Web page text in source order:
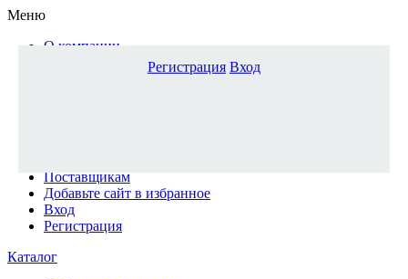
Меню
О компании
Доставка и оплата
Поставщикам
Добавьте сайт в избранное
Вход
Регистрация
Каталог
Регистрация Вход